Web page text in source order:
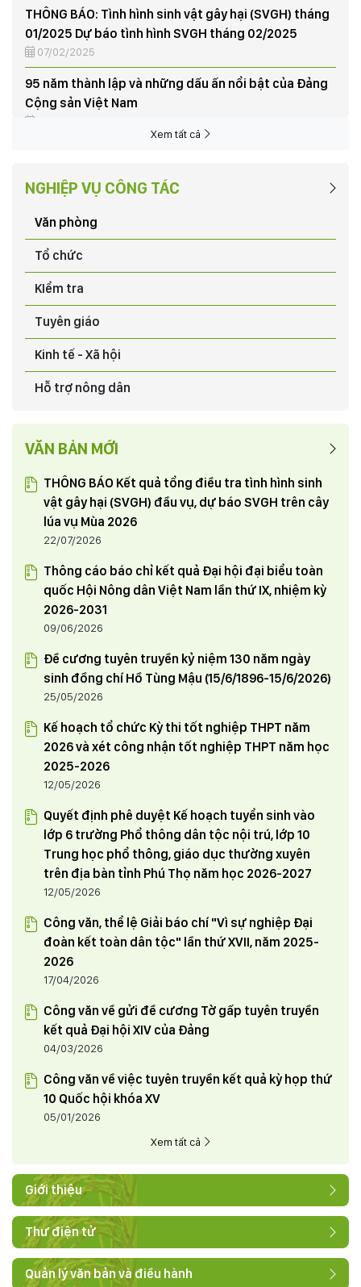
01/2025 Dự báo tình hình SVGH tháng 02/2025
07/02/2025
95 năm thành lập và những dấu ấn nổi bật của Đảng
Cộng sản Việt Nam
03/02/2025
Tập huấn nghiệp vụ vay vốn Quỹ hỗ trợ nông dân
NÔNG DÂN XÃ HƯƠNG NỘN THU HOẠCH LÚA VỤ CHIÊM
2024
03/06/2024
CHƯƠNG TRÌNH HỖ TRỢ PHÁT TRIỂN SẢN XUẤT CHO
NÔNG DÂN XÃ THẠCH SƠN TỪ DỰ ÁN “CHĂN NUÔI BÒ
SNH SẢN”
03/06/2024
Chia tay đồng chí Dương Đình Khắc nhận nhiệm vụ
mới và đón đồng chí Quyền Mạnh Cường - Trưởng
định tham gia Đảng đoàn Hội Nông dân tỉnh từ ngày
1/6/2024
03/06/2024
HỘI NÔNG DÂN TỈNH PHÚ THỌ THAM GIA TUẦN HÀNG
GIỚI THIỆU, QUẢNG BÁ SẢN PHẨM NÔNG NGHIỆP TIÊU
BIỂU, CHẤT LƯỢNG CAO THÂN THIỆN VỚI MÔI TRƯỜNG
TẠI THỦ ĐÔ HÀ NỘI
23/05/2024
Xem tất cả
NGHIỆP VỤ CÔNG TÁC
Văn phòng
Tổ chức
KIểm tra
Tuyên giáo
Kinh tế - Xã hội
Hỗ trợ nông dân
VĂN BẢN MỚI
THÔNG BÁO Kết quả tổng điều tra tình hình sinh
vật gây hại (SVGH) đầu vụ, dự báo SVGH trên cây
lúa vụ Mùa 2026
22/07/2026
Thông cáo báo chỉ kết quả Đại hội đại biểu toàn
quốc Hội Nông dân Việt Nam lần thứ IX, nhiệm kỳ
2026-2031
09/06/2026
Đề cương tuyên truyền kỷ niệm 130 năm ngày
sinh đồng chí Hồ Tùng Mậu (15/6/1896-15/6/2026)
25/05/2026
Kế hoạch tổ chức Kỳ thi tốt nghiệp THPT năm
2026 và xét công nhận tốt nghiệp THPT năm học
2025-2026
12/05/2026
Quyết định phê duyệt Kế hoạch tuyển sinh vào
lớp 6 trường Phổ thông dân tộc nội trú, lớp 10
Trung học phổ thông, giáo dục thường xuyên
trên địa bàn tỉnh Phú Thọ năm học 2026-2027
12/05/2026
Công văn, thể lệ Giải báo chí "Vì sự nghiệp Đại
đoàn kết toàn dân tộc" lần thứ XVII, năm 2025-
2026
17/04/2026
Công văn về gửi đề cương Tờ gấp tuyên truyền
kết quả Đại hội XIV của Đảng
04/03/2026
Công văn về việc tuyên truyền kết quả kỳ họp thứ
10 Quốc hội khóa XV
05/01/2026
Xem tất cả
Giới thiệu
Thư điện tử
Quản lý văn bản và điều hành